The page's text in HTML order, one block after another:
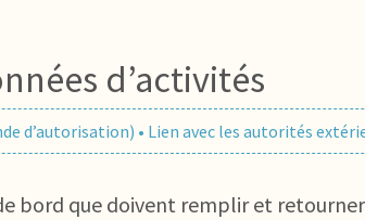
d’activités
d’autorisation) • Lien avec les autorités
bord que doivent remplir et